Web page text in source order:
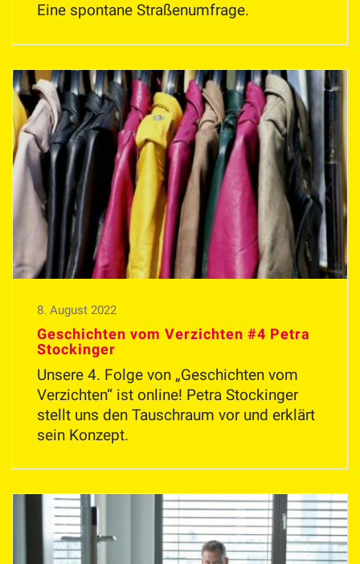
Eine spontane Straßenumfrage.
8. August 2022
Geschichten vom Verzichten #4 Petra
Stockinger
Unsere 4. Folge von „Geschichten vom
Verzichten“ ist online! Petra Stockinger
stellt uns den Tauschraum vor und erklärt
sein Konzept.